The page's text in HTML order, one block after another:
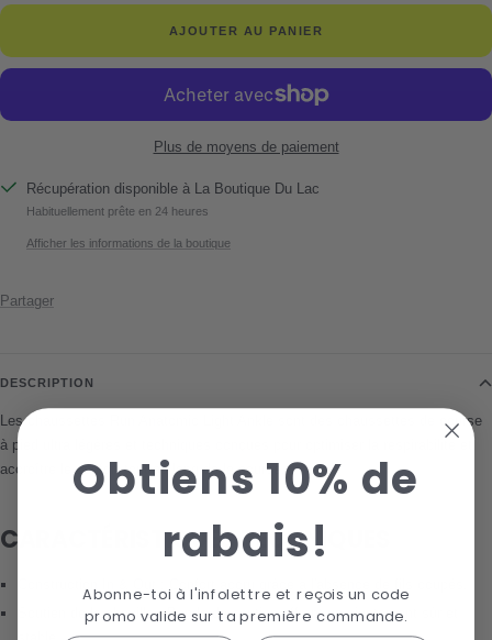
quantité
quantité
AJOUTER AU PANIER
Plus de moyens de paiement
Récupération disponible à La Boutique Du Lac
Habituellement prête en 24 heures
Afficher les informations de la boutique
Partager
DESCRIPTION
Les chaussettes Run Anatomic Light Ankle sont des chaussettes de course
à pied ultra légères et techniques conçues pour optimiser la respirabilité et
accroître le confort tout au long de la course.
CARACTÉRISTIQUES TECHNIQUES
Construction In & Out : Confort accru grâce à l'absence de fils coupés.
Soutien de la cheville : Bande de soutien offrant un ajustement sûr et
Obtiens 10% de
rabais!
Abonne-toi à l'infolettre et reçois un code
promo valide sur ta première commande.